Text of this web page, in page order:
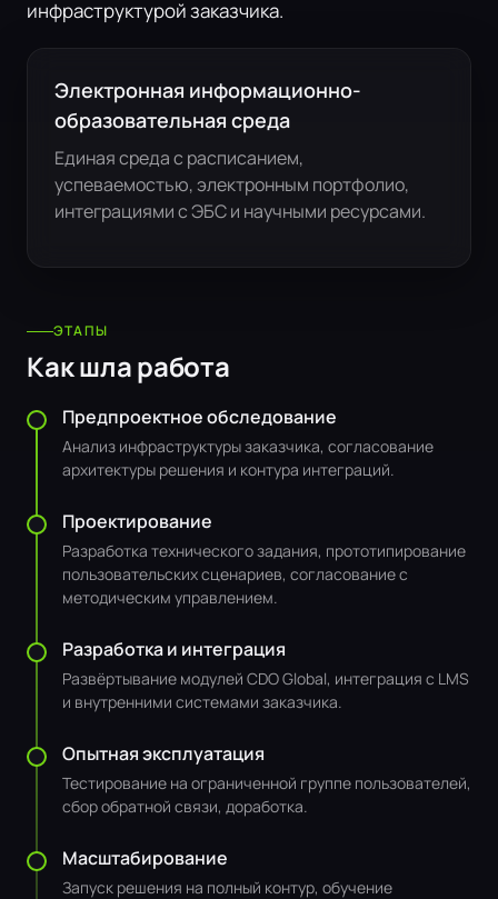
инфраструктурой заказчика.
Электронная информационно-
образовательная среда
Единая среда с расписанием,
успеваемостью, электронным портфолио,
интеграциями с ЭБС и научными ресурсами.
ЭТАПЫ
Как шла работа
Предпроектное обследование
Анализ инфраструктуры заказчика, согласование
архитектуры решения и контура интеграций.
Проектирование
Разработка технического задания, прототипирование
пользовательских сценариев, согласование с
методическим управлением.
Разработка и интеграция
Развёртывание модулей CDO Global, интеграция с LMS
и внутренними системами заказчика.
Опытная эксплуатация
Тестирование на ограниченной группе пользователей,
сбор обратной связи, доработка.
Масштабирование
Запуск решения на полный контур, обучение